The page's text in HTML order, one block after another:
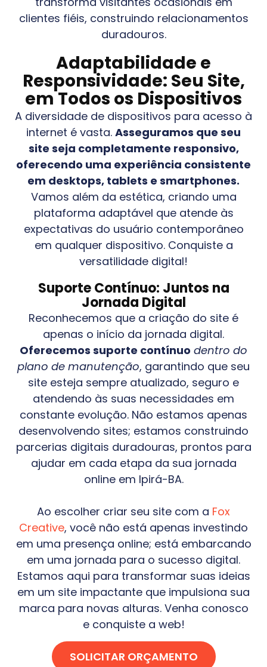
clientes fiéis, construindo relacionamentos
duradouros.
Adaptabilidade e
Responsividade: Seu Site,
em Todos os Dispositivos
A diversidade de dispositivos para acesso à
internet é vasta. Asseguramos que seu
site seja completamente responsivo,
oferecendo uma experiência consistente
em desktops, tablets e smartphones.
Vamos além da estética, criando uma
plataforma adaptável que atende às
expectativas do usuário contemporâneo
em qualquer dispositivo. Conquiste a
versatilidade digital!
Suporte Contínuo: Juntos na
Jornada Digital
Reconhecemos que a criação do site é
apenas o início da jornada digital.
Oferecemos suporte contínuo dentro do
plano de manutenção, garantindo que seu
site esteja sempre atualizado, seguro e
atendendo às suas necessidades em
constante evolução. Não estamos apenas
desenvolvendo sites; estamos construindo
parcerias digitais duradouras, prontos para
ajudar em cada etapa da sua jornada
online em Ipirá-BA.
Ao escolher criar seu site com a Fox
Creative, você não está apenas investindo
em uma presença online; está embarcando
em uma jornada para o sucesso digital.
Estamos aqui para transformar suas ideias
em um site impactante que impulsiona sua
marca para novas alturas. Venha conosco
e conquiste a web!
SOLICITAR ORÇAMENTO